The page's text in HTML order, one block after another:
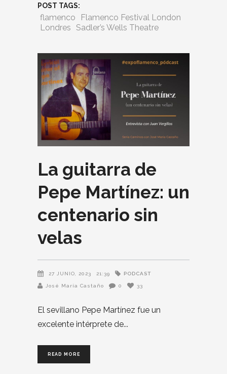
POST TAGS:
flamenco
Flamenco Festival London
Londres Sadler’s Wells Theatre
La guitarra de
Pepe Martínez: un
centenario sin
velas
27 JUNIO, 2023 21:39 PODCAST
José María Castaño 0 33
El sevillano Pepe Martínez fue un
excelente intérprete de
READ MORE